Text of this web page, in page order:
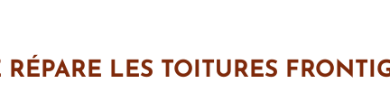
RÉPARE LES TOITURES